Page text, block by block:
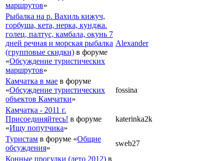
маршрутов»
Рыбалка на р. Вахиль кижуч,
горбуша, кета, нерка, кунджа.
голец, палтус, камбала, окунь 7
дней речная и морская рыбалка
(групповые скидки) в форуме
«Обсуждение туристических
маршрутов»
Alexander
Камчатка в мае в форуме
«Обсуждение туристических
объектов Камчатки»
fossina
Камчатка - 2011 г.
Присоединяйтесь! в форуме
«Ищу попутчика»
katerinka2k
Туристам в форуме «Общие
обсуждения»
sweb27
Конные прогулки (лето 2012) в